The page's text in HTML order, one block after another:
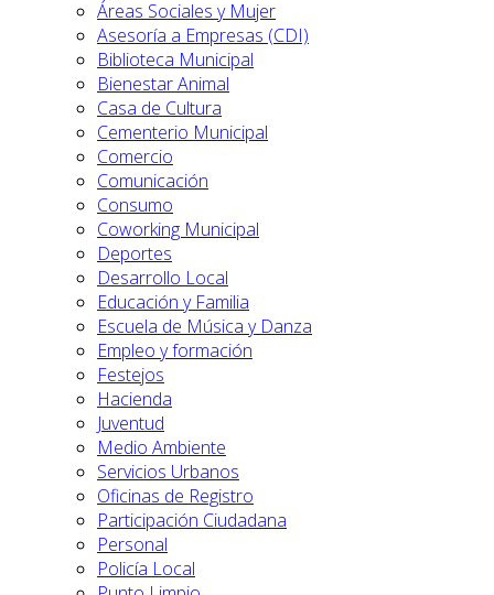
Áreas Sociales y Mujer
Asesoría a Empresas (CDI)
Biblioteca Municipal
Bienestar Animal
Casa de Cultura
Cementerio Municipal
Comercio
Comunicación
Consumo
Coworking Municipal
Deportes
Desarrollo Local
Educación y Familia
Escuela de Música y Danza
Empleo y formación
Festejos
Hacienda
Juventud
Medio Ambiente
Servicios Urbanos
Oficinas de Registro
Participación Ciudadana
Personal
Policía Local